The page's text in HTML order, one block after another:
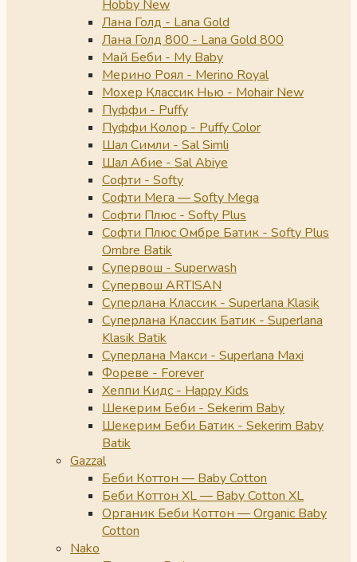
Hobby New
Лана Голд - Lana Gold
Лана Голд 800 - Lana Gold 800
Май Беби - My Baby
Мерино Роял - Merino Royal
Мохер Классик Нью - Mohair New
Пуффи - Puffy
Пуффи Колор - Puffy Color
Шал Симли - Sal Simli
Шал Абие - Sal Abiye
Софти - Softy
Софти Мега — Softy Mega
Софти Плюс - Softy Plus
Софти Плюс Омбре Батик - Softy Plus
Ombre Batik
Супервош - Superwash
Супервош ARTISAN
Суперлана Классик - Superlana Klasik
Суперлана Классик Батик - Superlana
Klasik Batik
Суперлана Макси - Superlana Maxi
Фореве - Forever
Хеппи Кидс - Happy Kids
Шекерим Беби - Sekerim Baby
Шекерим Беби Батик - Sekerim Baby
Batik
Gazzal
Беби Коттон — Baby Cotton
Беби Коттон XL — Baby Cotton XL
Органик Беби Коттон — Organic Baby
Cotton
Nako